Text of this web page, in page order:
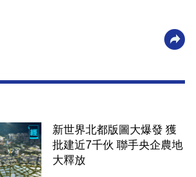
新世界北都版圖大爆發 獲
批建近7千伙 聯手央企農地
大釋放